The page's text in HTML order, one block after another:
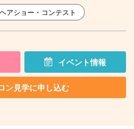
アショー・コンテスト
イベント情報
ン見学に申し込む